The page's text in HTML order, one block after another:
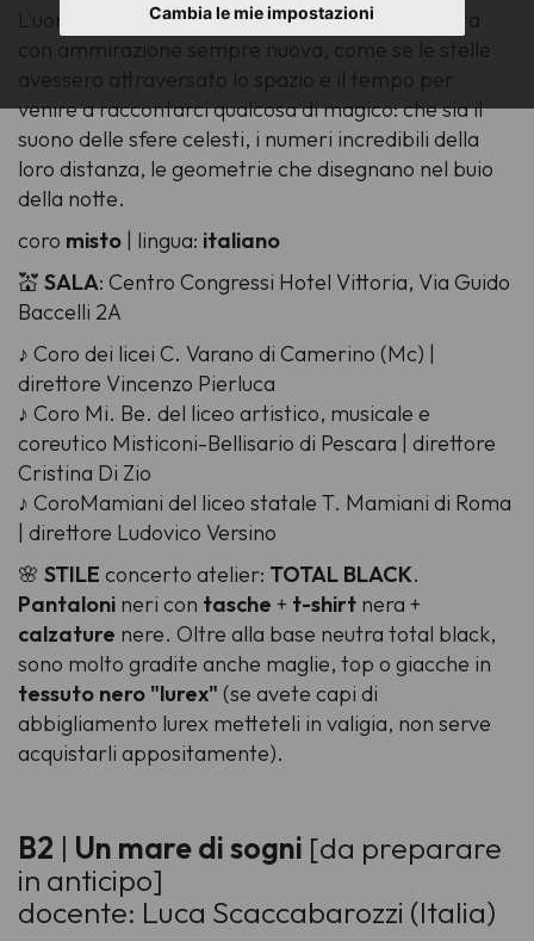
Cambia le mie impostazioni
L'uomo assiste allo spettacolo della notte stellata
con ammirazione sempre nuova, come se le stelle
avessero attraversato lo spazio e il tempo per
venire a raccontarci qualcosa di magico: che sia il
suono delle sfere celesti, i numeri incredibili della
loro distanza, le geometrie che disegnano nel buio
della notte.
coro misto | lingua: italiano
💒 SALA: Centro Congressi Hotel Vittoria, Via Guido
Baccelli 2A
♪ Coro dei licei C. Varano di Camerino (Mc) |
direttore Vincenzo Pierluca
♪ Coro Mi. Be. del liceo artistico, musicale e
coreutico Misticoni-Bellisario di Pescara | direttore
Cristina Di Zio
♪ CoroMamiani del liceo statale T. Mamiani di Roma
| direttore Ludovico Versino
🌸 STILE concerto atelier: TOTAL BLACK.
Pantaloni neri con tasche + t-shirt nera +
calzature nere. Oltre alla base neutra total black,
sono molto gradite anche maglie, top o giacche in
tessuto nero "lurex" (se avete capi di
abbigliamento lurex metteteli in valigia, non serve
acquistarli appositamente).
B2 | Un mare di sogni [da preparare
in anticipo]
docente: Luca Scaccabarozzi (Italia)